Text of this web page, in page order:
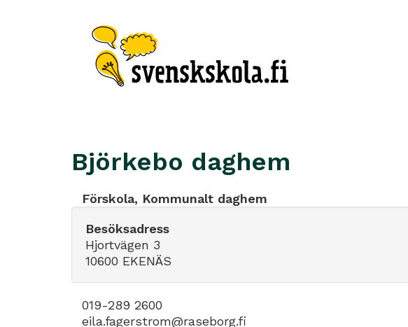
Björkebo daghem
Förskola, Kommunalt daghem
Besöksadress
Hjortvägen 3
10600 EKENÄS
019-289 2600
eila.fagerstrom@raseborg.fi